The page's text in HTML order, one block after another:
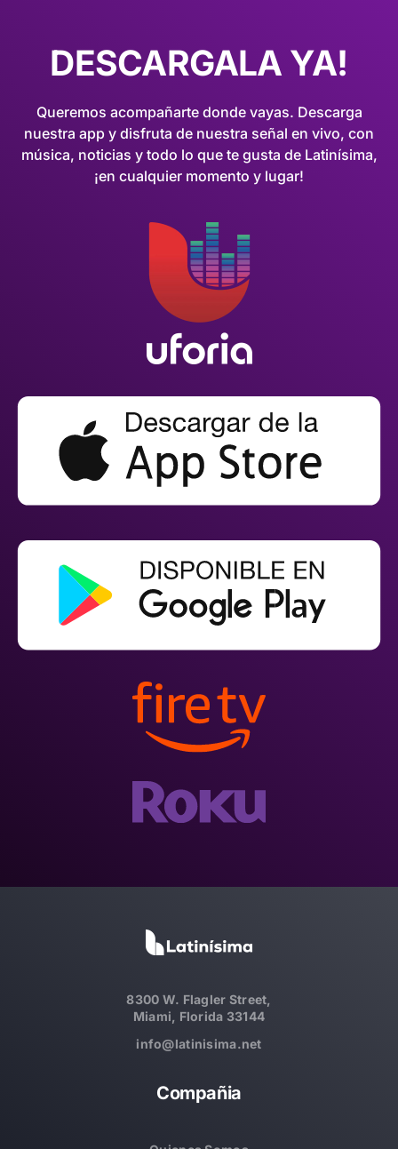
DESCARGALA YA!
Queremos acompañarte donde vayas. Descarga
nuestra app y disfruta de nuestra señal en vivo, con
música, noticias y todo lo que te gusta de Latinísima,
¡en cualquier momento y lugar!
8300 W. Flagler Street,
Miami, Florida 33144
info@latinisima.net
Compañia